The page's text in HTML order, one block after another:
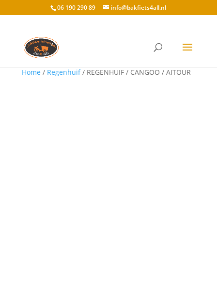
06 190 290 89 info@bakfiets4all.nl
Home / Regenhuif/ REGENHUIF / CANGOO / AITOUR